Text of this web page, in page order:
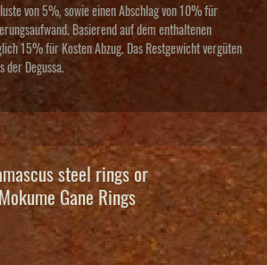
von 5%, sowie einen Abschlag von 10% für
Basierend auf dem enthaltenen
15% für Kosten Abzug. Das Restgewicht vergüten
der Degussa.
steel rings or
Mokume Gane Rings